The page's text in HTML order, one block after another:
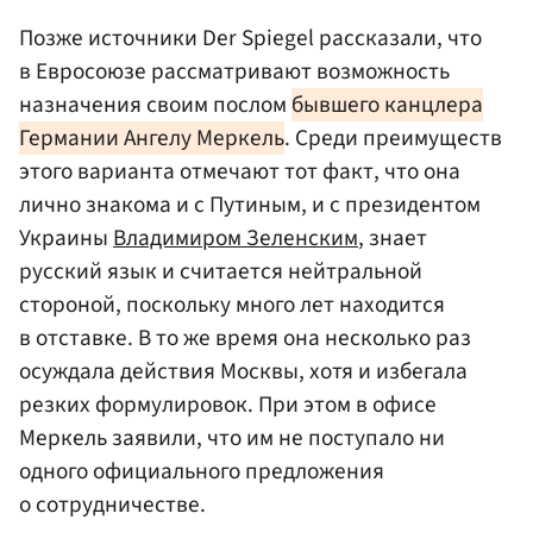
Позже источники Der Spiegel рассказали, что
в Евросоюзе рассматривают возможность
назначения своим послом бывшего канцлера
Германии Ангелу Меркель. Среди преимуществ
этого варианта отмечают тот факт, что она
лично знакома и с Путиным, и с президентом
УкраиныВладимиром Зеленским, знает
русский язык и считается нейтральной
стороной, поскольку много лет находится
в отставке. В то же время она несколько раз
осуждала действия Москвы, хотя и избегала
резких формулировок. При этом в офисе
Меркель заявили, что им не поступало ни
одного официального предложения
о сотрудничестве.